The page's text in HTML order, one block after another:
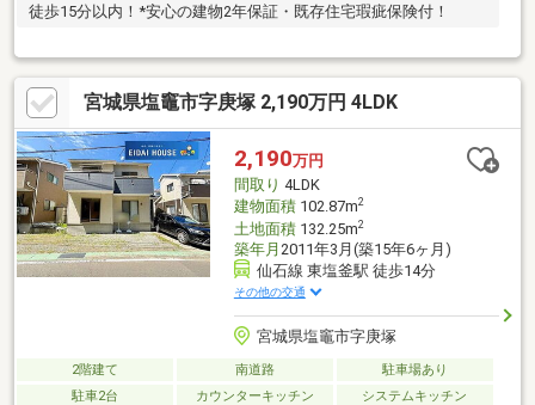
徒歩15分以内！*安心の建物2年保証・既存住宅瑕疵保険付！
宮城県塩竈市字庚塚 2,190万円 4LDK
2,190万円
間取り 4LDK
建物面積102.87m2
土地面積132.25m2
築年月 2011年3月(築15年6ヶ月)
仙石線 東塩釜駅 徒歩14分
その他の交通
宮城県塩竈市字庚塚
2階建て 南道路
駐車場あり
駐車2台
カウンターキッチン システムキッチン